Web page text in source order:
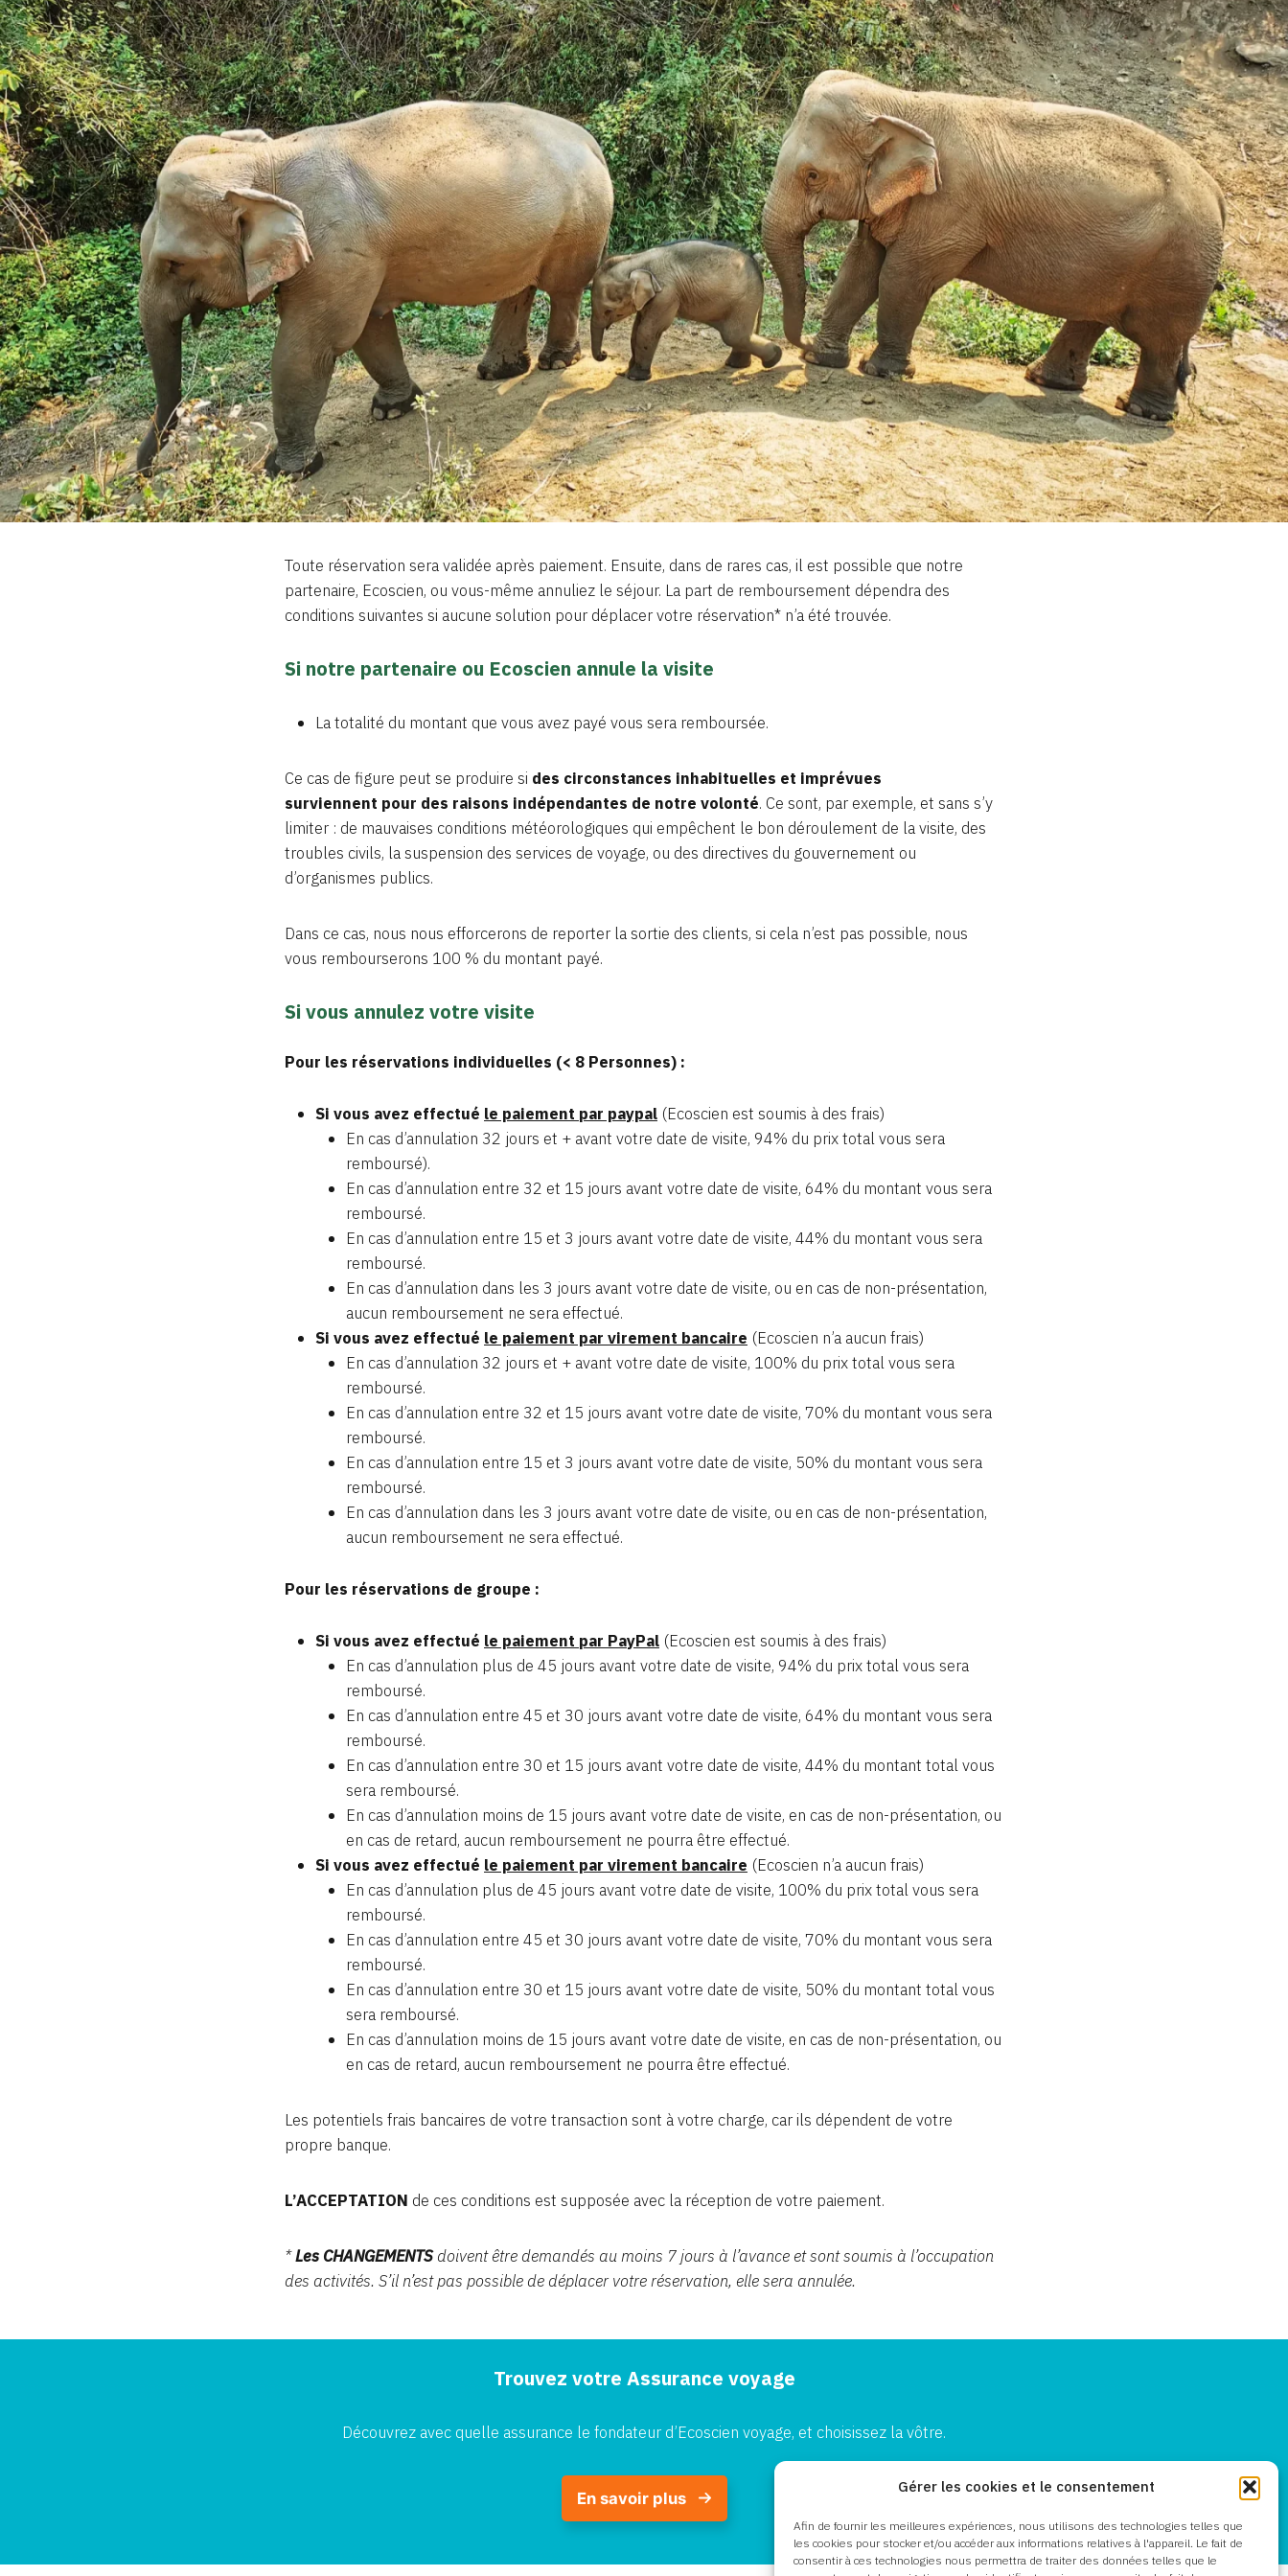
Gérer les cookies et le consentement
Afin de fournir les meilleures expériences, nous utilisons des technologies telles que
les cookies pour stocker et/ou accéder aux informations relatives à l'appareil. Le fait de
consentir à ces technologies nous permettra de traiter des données telles que le
Toute réservation sera validée après paiement. Ensuite, dans de rares cas, il est possible que notre
partenaire, Ecoscien, ou vous-même annuliez le séjour. La part de remboursement dépendra des
conditions suivantes si aucune solution pour déplacer votre réservation* n’a été trouvée.
Si notre partenaire ou Ecoscien annule la visite
La totalité du montant que vous avez payé vous sera remboursée.
Ce cas de figure peut se produire si des circonstances inhabituelles et imprévues
surviennent pour des raisons indépendantes de notre volonté. Ce sont, par exemple, et sans s’y
limiter : de mauvaises conditions météorologiques qui empêchent le bon déroulement de la visite, des
troubles civils, la suspension des services de voyage, ou des directives du gouvernement ou
d’organismes publics.
Dans ce cas, nous nous efforcerons de reporter la sortie des clients, si cela n’est pas possible, nous
vous rembourserons 100 % du montant payé.
Si vous annulez votre visite
Pour les réservations individuelles (< 8 Personnes) :
Si vous avez effectué le paiement par paypal (Ecoscien est soumis à des frais)
En cas d’annulation 32 jours et + avant votre date de visite, 94% du prix total vous sera
remboursé).
En cas d’annulation entre 32 et 15 jours avant votre date de visite, 64% du montant vous sera
remboursé.
En cas d’annulation entre 15 et 3 jours avant votre date de visite, 44% du montant vous sera
remboursé.
En cas d’annulation dans les 3 jours avant votre date de visite, ou en cas de non-présentation,
aucun remboursement ne sera effectué.
Si vous avez effectué le paiement par virement bancaire (Ecoscien n’a aucun frais)
En cas d’annulation 32 jours et + avant votre date de visite, 100% du prix total vous sera
remboursé.
En cas d’annulation entre 32 et 15 jours avant votre date de visite, 70% du montant vous sera
remboursé.
En cas d’annulation entre 15 et 3 jours avant votre date de visite, 50% du montant vous sera
remboursé.
En cas d’annulation dans les 3 jours avant votre date de visite, ou en cas de non-présentation,
aucun remboursement ne sera effectué.
Pour les réservations de groupe :
Si vous avez effectué le paiement par PayPal (Ecoscien est soumis à des frais)
En cas d’annulation plus de 45 jours avant votre date de visite, 94% du prix total vous sera
remboursé.
En cas d’annulation entre 45 et 30 jours avant votre date de visite, 64% du montant vous sera
remboursé.
En cas d’annulation entre 30 et 15 jours avant votre date de visite, 44% du montant total vous
sera remboursé.
En cas d’annulation moins de 15 jours avant votre date de visite, en cas de non-présentation, ou
en cas de retard, aucun remboursement ne pourra être effectué.
Si vous avez effectué le paiement par virement bancaire (Ecoscien n’a aucun frais)
En cas d’annulation plus de 45 jours avant votre date de visite, 100% du prix total vous sera
remboursé.
En cas d’annulation entre 45 et 30 jours avant votre date de visite, 70% du montant vous sera
remboursé.
En cas d’annulation entre 30 et 15 jours avant votre date de visite, 50% du montant total vous
sera remboursé.
En cas d’annulation moins de 15 jours avant votre date de visite, en cas de non-présentation, ou
en cas de retard, aucun remboursement ne pourra être effectué.
Les potentiels frais bancaires de votre transaction sont à votre charge, car ils dépendent de votre
propre banque.
L’ACCEPTATION de ces conditions est supposée avec la réception de votre paiement.
*Les CHANGEMENTSdoivent être demandés au moins 7 jours à l’avance et sont soumis à l’occupation
des activités. S’il n’est pas possible de déplacer votre réservation, elle sera annulée.
Trouvez votre Assurance voyage
Découvrez avec quelle assurance le fondateur d’Ecoscien voyage, et choisissez la vôtre.
En savoir plus